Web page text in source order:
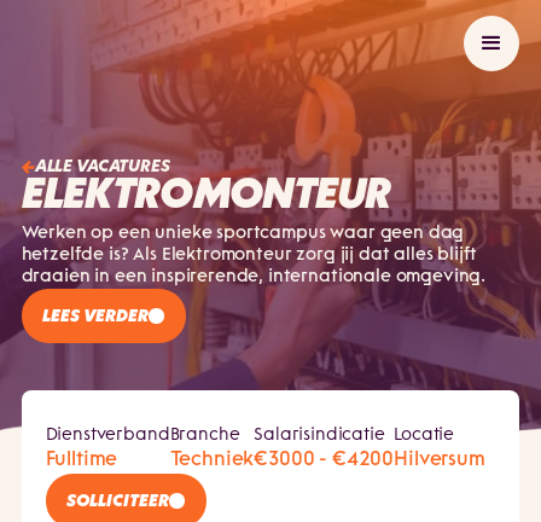
ALLE VACATURES
ELEKTROMONTEUR
Werken op een unieke sportcampus waar geen dag
hetzelfde is? Als Elektromonteur zorg jij dat alles blijft
draaien in een inspirerende, internationale omgeving.
LEES VERDER
Dienstverband
Fulltime
Branche
Techniek
Salarisindicatie
€3000 - €4200
Locatie
Hilversum
SOLLICITEER